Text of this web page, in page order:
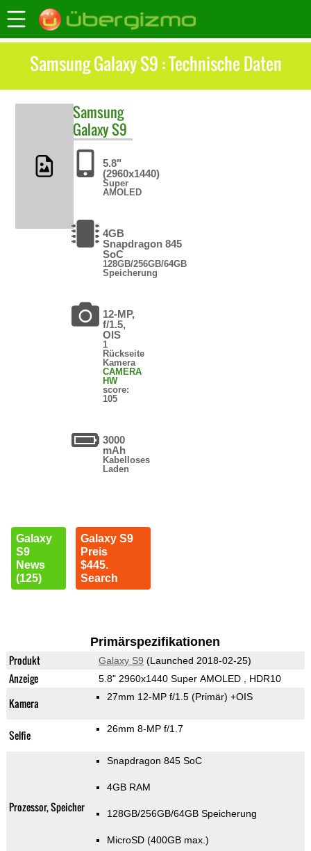
Samsung Galaxy S9 : Technische Daten
Samsung
Galaxy S9
5.8"
(2960x1440)
Super
AMOLED
4GB
Snapdragon 845
SoC
128GB/256GB/64GB
Speicherung
12-MP,
f/1.5,
OIS
1
Rückseite
Kamera
CAMERA
HW
score:
105
3000
mAh
Kabelloses
Laden
Galaxy
S9
News
(125)
Galaxy S9
Preis
$445.
Search
Primärspezifikationen
Produkt Galaxy S9 (Launched 2018-02-25)
Anzeige 5.8" 2960x1440 Super AMOLED , HDR10
Kamera 27mm 12-MP f/1.5 (Primär) +OIS
Selfie 26mm 8-MP f/1.7
Prozessor, Speicher
Snapdragon 845 SoC
4GB RAM
128GB/256GB/64GB Speicherung
MicroSD (400GB max.)